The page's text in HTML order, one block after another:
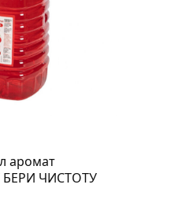
аромат
ЧИСТОТУ